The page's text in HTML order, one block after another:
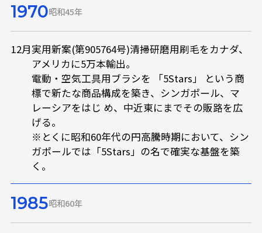
1970昭和45年
12月実用新案(第905764号)清掃研磨用刷毛をカナダ、
アメリカに5万本輸出。
電動・空気工具用ブラシを 「5Stars」 という商
標で新たな商品構成を築き、シンガポール、マ
レーシアをはじ め、中近東にまでその販路を広
げる。
※とくに昭和60年代の円高騰時期において、シン
ガポールでは「5Stars」の名で確実な基盤を築
く。
1985昭和60年